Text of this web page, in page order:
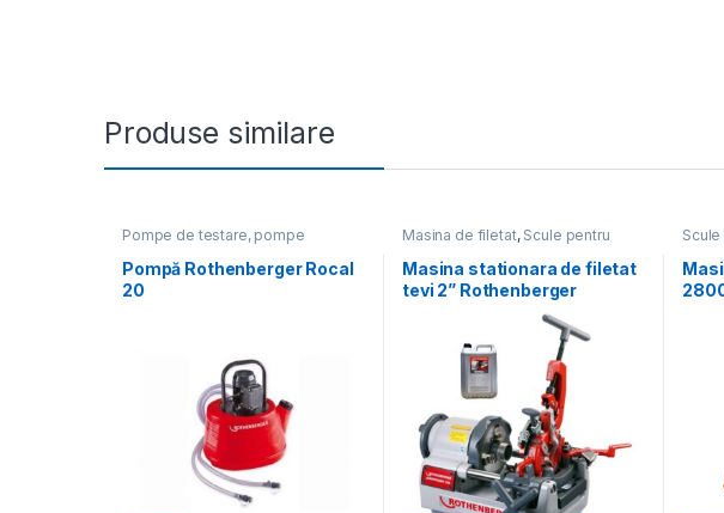
Produse similare
Pompe de testare, pompe
detartare
Scule pentru instalatori
Pompă Rothenberger Rocal
20
Masina de filetat, Scule pentru
Masina stationara de filetat
tevi 2” Rothenberger